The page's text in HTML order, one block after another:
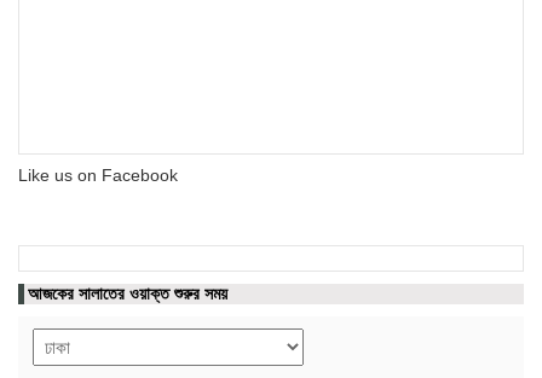
Like us on Facebook
আজকের সালাতের ওয়াক্ত শুরুর সময়